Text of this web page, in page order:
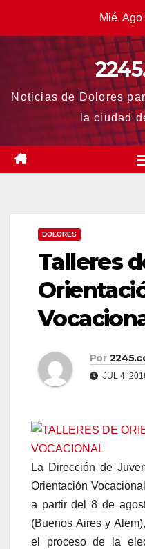
Mié.
Noticias de Dolores
la ciudad
DOLORES
Talleres
Por
JUL 4,
La Dirección de
Orientación
a partir del 8 de
(Buenos Aires y
el proceso de la